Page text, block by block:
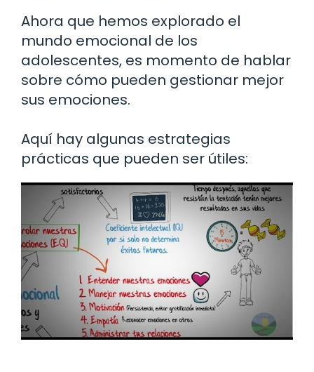
Ahora que hemos explorado el
mundo emocional de los
adolescentes, es momento de hablar
sobre cómo pueden gestionar mejor
sus emociones.
Aquí hay algunas estrategias
prácticas que pueden ser útiles: